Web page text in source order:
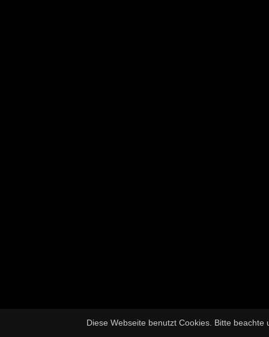
Diese Webseite benutzt Cookies. Bitte beachte